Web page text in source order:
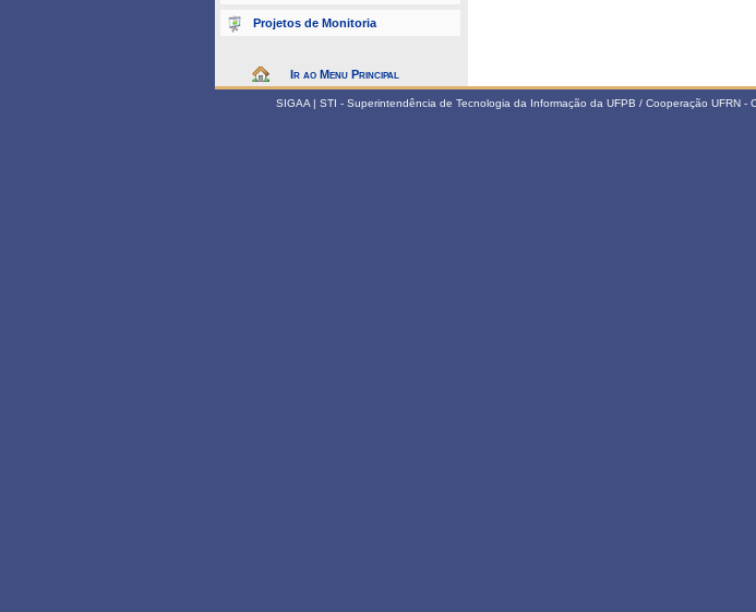
Projetos de Monitoria
Ir ao Menu Principal
SIGAA | STI - Superintendência de Tecnologia da Informação da UFPB / Cooperação UFRN